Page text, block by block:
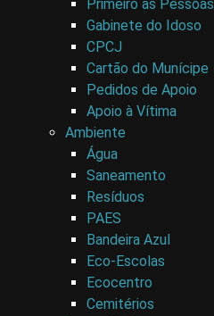
Primeiro as Pessoas
Gabinete do Idoso
CPCJ
Cartão do Munícipe
Pedidos de Apoio
Apoio à Vítima
Ambiente
Água
Saneamento
Resíduos
PAES
Bandeira Azul
Eco-Escolas
Ecocentro
Cemitérios